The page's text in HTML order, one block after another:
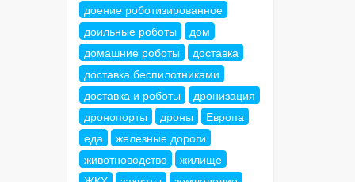
доение роботизированное
доильные роботы
дом
домашние роботы
доставка
доставка беспилотниками
доставка и роботы
дронизация
дронопорты
дроны
Европа
еда
железные дороги
животноводство
жилище